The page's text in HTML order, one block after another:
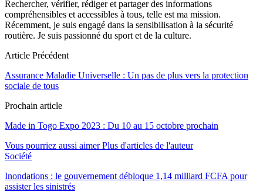
Rechercher, vérifier, rédiger et partager des informations
compréhensibles et accessibles à tous, telle est ma mission.
Récemment, je suis engagé dans la sensibilisation à la sécurité
routière. Je suis passionné du sport et de la culture.
Article Précédent
Assurance Maladie Universelle : Un pas de plus vers la protection
sociale de tous
Prochain article
Made in Togo Expo 2023 : Du 10 au 15 octobre prochain
Vous pourriez aussi aimer Plus d'articles de l'auteur
Société
Inondations : le gouvernement débloque 1,14 milliard FCFA pour
assister les sinistrés